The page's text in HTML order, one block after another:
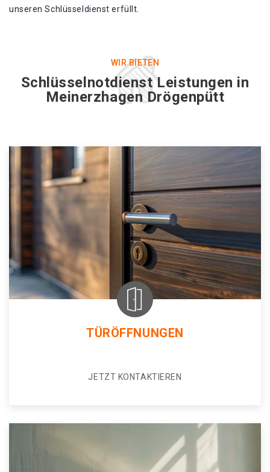
unseren Schlüsseldienst erfüllt.
WIR BIETEN
Schlüsselnotdienst Leistungen in
Meinerzhagen Drögenpütt
TÜRÖFFNUNGEN
JETZT KONTAKTIEREN